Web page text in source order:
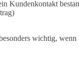
Kundenkontakt
wichtig, wenn